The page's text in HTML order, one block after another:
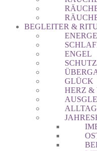
BEGLEITER &
ENGEL
SCHUTZ
GLÜCK
HERZ &